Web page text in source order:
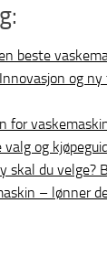
beste
og
for
og
skal du velge?
– lønner